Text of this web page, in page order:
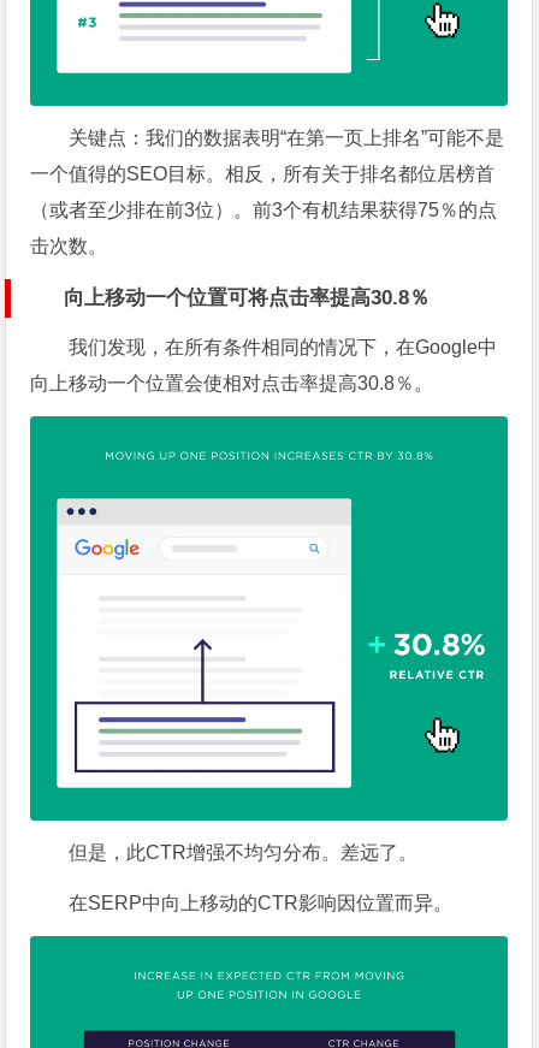
关键点：我们的数据表明“在第一页上排名”可能不是
一个值得的SEO目标。相反，所有关于排名都位居榜首
（或者至少排在前3位）。前3个有机结果获得75％的点
击次数。
向上移动一个位置可将点击率提高30.8％
我们发现，在所有条件相同的情况下，在Google中
向上移动一个位置会使相对点击率提高30.8％。
但是，此CTR增强不均匀分布。差远了。
在SERP中向上移动的CTR影响因位置而异。